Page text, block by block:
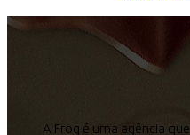
A Frog é uma agência